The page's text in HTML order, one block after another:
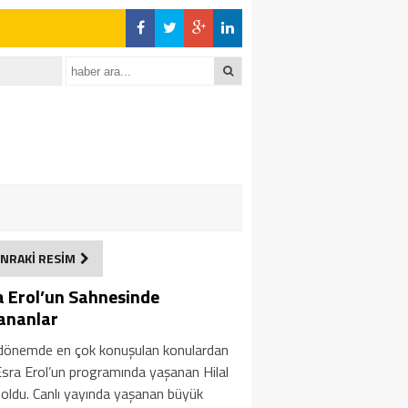
RESİM
Erol’un Sahnesinde
en çok konuşulan konulardan
Erol’un programında yaşanan Hilal
Canlı yayında yaşanan büyük